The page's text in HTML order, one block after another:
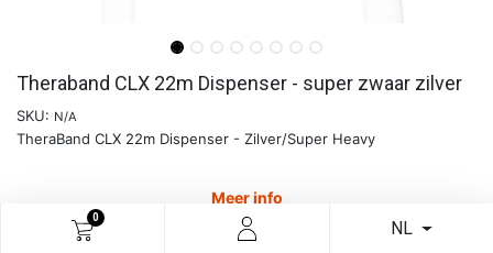
0
NL
Theraband CLX 22m Dispenser - super zwaar zilver
SKU: N/A
TheraBand CLX 22m Dispenser - Zilver/Super Heavy
Meer info
246,46